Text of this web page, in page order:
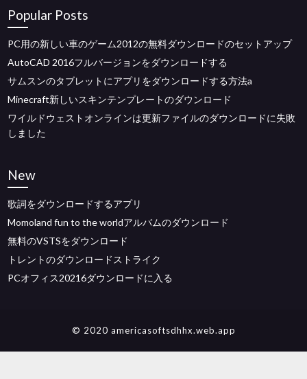
Popular Posts
PC用の新しい車のゲーム2012の無料ダウンロードのセットアップ
AutoCAD 2016フルバージョンをダウンロードする
サムスンのタブレットにアプリをダウンロードする方法a
Minecraft新しいスキンテンプレートのダウンロード
ワイルドウェストオンラインは更新ファイルのダウンロードに失敗
しました
New
歌詞をダウンロードするアプリ
Momoland fun to the worldアルバムのダウンロード
無料のVSTSをダウンロード
トレントのダウンロードストライク
PCオフィス20216ダウンロードに入る
© 2020 americasoftsdhhx.web.app